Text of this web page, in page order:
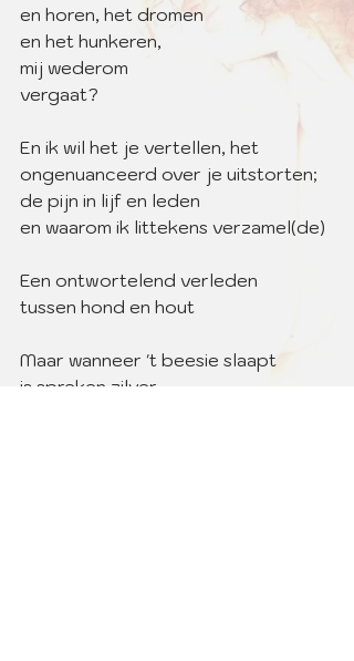
en horen, het dromen
en het hunkeren,
mij wederom
vergaat?
En ik wil het je vertellen, het
ongenuanceerd over je uitstorten;
de pijn in lijf en leden
en waarom ik littekens verzamel(de)
Een ontwortelend verleden
tussen hond en hout
Maar wanneer 't beesie slaapt
is spreken zilver